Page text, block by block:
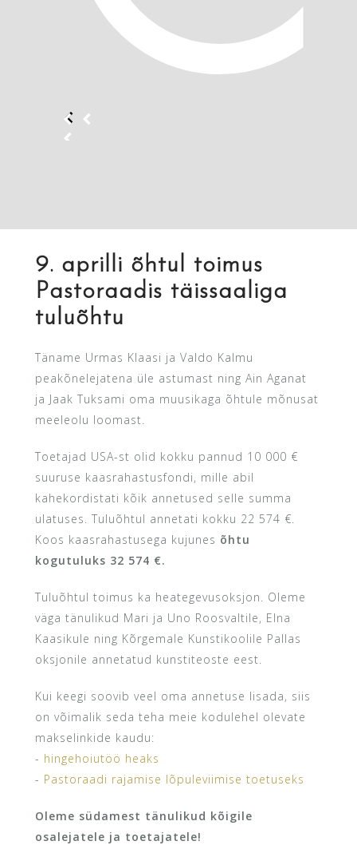
9. aprilli õhtul toimus
Pastoraadis täissaaliga
tuluõhtu
Täname Urmas Klaasi ja Valdo Kalmu
peakõnelejatena üle astumast ning Ain Aganat
ja Jaak Tuksami oma muusikaga õhtule mõnusat
meeleolu loomast.
Toetajad USA-st olid kokku pannud 10 000 €
suuruse kaasrahastusfondi, mille abil
kahekordistati kõik annetused selle summa
ulatuses. Tuluõhtul annetati kokku 22 574 €.
Koos kaasrahastusega kujunes õhtu
kogutuluks 32 574 €.
Tuluõhtul toimus ka heategevusoksjon. Oleme
väga tänulikud Mari ja Uno Roosvaltile, Elna
Kaasikule ning Kõrgemale Kunstikoolile Pallas
oksjonile annetatud kunstiteoste eest.
Kui keegi soovib veel oma annetuse lisada, siis
on võimalik seda teha meie kodulehel olevate
makselinkide kaudu:
- hingehoiutöö heaks
- Pastoraadi rajamise lõpuleviimise toetuseks
Oleme südamest tänulikud kõigile
osalejatele ja toetajatele!